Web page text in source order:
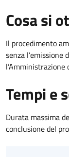
Cosa si
Il procedimento
senza
l’Amministrazione
Tempi e
Durata massima
conclusione del